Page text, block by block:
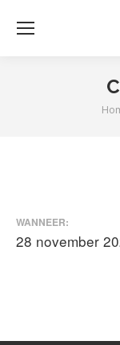
Je
WANNEER:
28 november